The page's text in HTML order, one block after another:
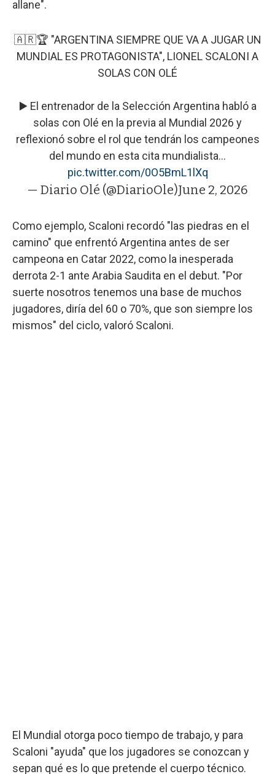
allane".
🇦🇷🏆 "ARGENTINA SIEMPRE QUE VA A JUGAR UN
MUNDIAL ES PROTAGONISTA", LIONEL SCALONI A
SOLAS CON OLÉ
▶️ El entrenador de la Selección Argentina habló a
solas con Olé en la previa al Mundial 2026 y
reflexionó sobre el rol que tendrán los campeones
del mundo en esta cita mundialista…
pic.twitter.com/0O5BmL1lXq
— Diario Olé (@DiarioOle)June 2, 2026
Como ejemplo, Scaloni recordó "las piedras en el
camino" que enfrentó Argentina antes de ser
campeona en Catar 2022, como la inesperada
derrota 2-1 ante Arabia Saudita en el debut. "Por
suerte nosotros tenemos una base de muchos
jugadores, diría del 60 o 70%, que son siempre los
mismos" del ciclo, valoró Scaloni.
El Mundial otorga poco tiempo de trabajo, y para
Scaloni "ayuda" que los jugadores se conozcan y
sepan qué es lo que pretende el cuerpo técnico.